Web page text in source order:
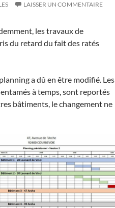
LAISSER UN COMMENTAIRE
les travaux de
du retard du fait des ratés
a dû en être modifié. Les
à temps, sont reportés
bâtiments, le changement ne